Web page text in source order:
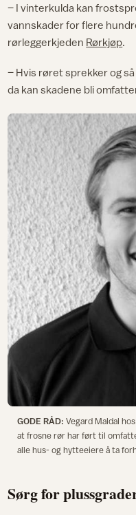
– I vinterkulda kan
vannskader for flere
rørleggerkjeden Rørkjøp.
– Hvis røret sprekker og
da kan skadene bli
GODE RÅD: Vegard Maldal
at frosne rør har ført til
alle hus- og hytteeiere å ta
Sørg for